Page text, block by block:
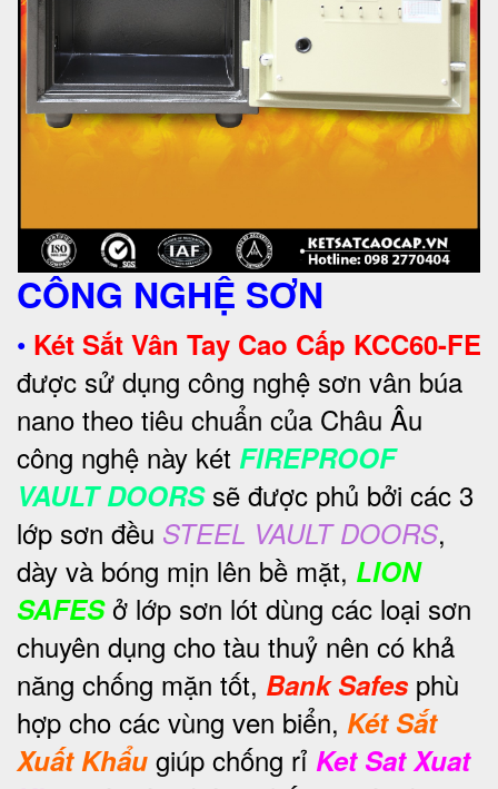
CÔNG NGHỆ SƠN
• Két Sắt Vân Tay Cao Cấp KCC60-FE
được sử dụng công nghệ sơn vân búa
nano theo tiêu chuẩn của Châu Âu
công nghệ này két FIREPROOF
VAULT DOORSsẽ được phủ bởi các 3
lớp sơn đều STEEL VAULT DOORS,
dày và bóng mịn lên bề mặt, LION
SAFESở lớp sơn lót dùng các loại sơn
chuyên dụng cho tàu thuỷ nên có khả
năng chống mặn tốt, Bank Safesphù
hợp cho các vùng ven biển, Két Sắt
Xuất Khẩu giúp chống rỉ Ket Sat Xuat